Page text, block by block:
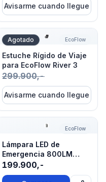
Avisarme cuando llegue
2kwh 120V
Rígido de Viaje
Agotado EcoFlow
Estuche Rígido de Viaje
para EcoFlow River 3
299.900,-
Avisarme cuando llegue
LED de
EcoFlow
Lámpara LED de
Emergencia 800LM
Recargable EcoFlow
199.900,-